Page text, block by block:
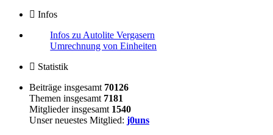
Infos
Infos zu Autolite Vergasern
Umrechnung von Einheiten
Statistik
Beiträge insgesamt 70126
Themen insgesamt 7181
Mitglieder insgesamt 1540
Unser neuestes Mitglied: j0uns